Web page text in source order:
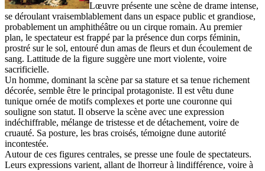
Lœuvre présente une scène de drame intense,
se déroulant vraisemblablement dans un espace public et grandiose,
probablement un amphithéâtre ou un cirque romain. Au premier
plan, le spectateur est frappé par la présence dun corps féminin,
prostré sur le sol, entouré dun amas de fleurs et dun écoulement de
sang. Lattitude de la figure suggère une mort violente, voire
sacrificielle.
Un homme, dominant la scène par sa stature et sa tenue richement
décorée, semble être le principal protagoniste. Il est vêtu dune
tunique ornée de motifs complexes et porte une couronne qui
souligne son statut. Il observe la scène avec une expression
indéchiffrable, mélange de tristesse et de détachement, voire de
cruauté. Sa posture, les bras croisés, témoigne dune autorité
incontestée.
Autour de ces figures centrales, se presse une foule de spectateurs.
Leurs expressions varient, allant de lhorreur à lindifférence, voire à